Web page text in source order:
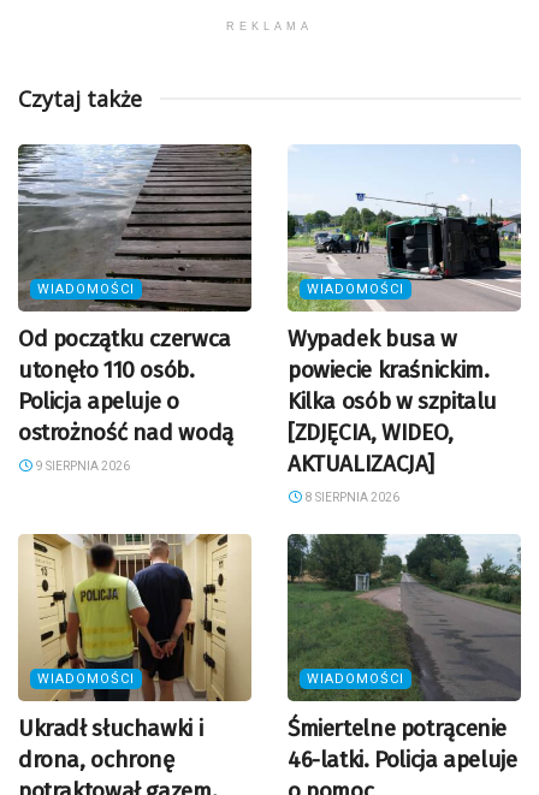
REKLAMA
Czytaj także
WIADOMOŚCI
Od początku czerwca
utonęło 110 osób.
Policja apeluje o
ostrożność nad wodą
9 SIERPNIA 2026
WIADOMOŚCI
Wypadek busa w
powiecie kraśnickim.
Kilka osób w szpitalu
[ZDJĘCIA, WIDEO,
AKTUALIZACJA]
8 SIERPNIA 2026
WIADOMOŚCI
Ukradł słuchawki i
drona, ochronę
WIADOMOŚCI
Śmiertelne potrącenie
46-latki. Policja apeluje